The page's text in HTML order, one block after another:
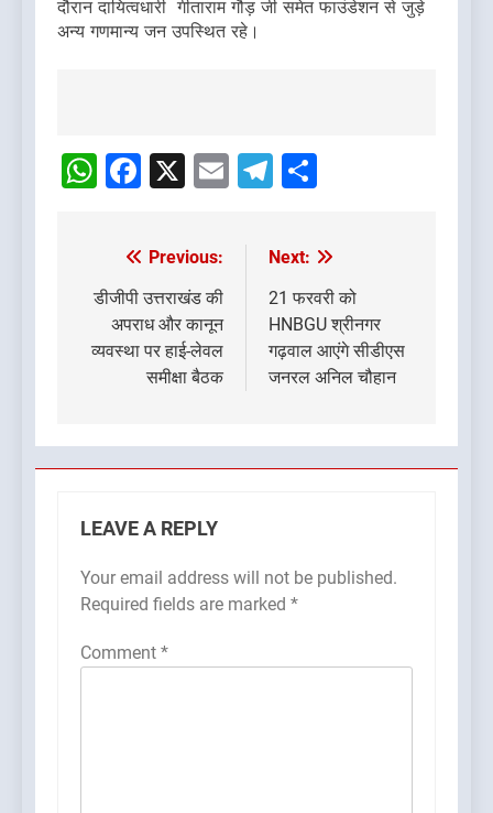
दौरान दायित्वधारी गीताराम गौड़ जी समेत फाउंडेशन से जुड़े
अन्य गणमान्य जन उपस्थित रहे।
navigation
WhatsApp
Facebook
X EmailTelegram
Post
navigation
Previous:
डीजीपी उत्तराखंड की
अपराध और कानून
व्यवस्था पर हाई-लेवल
समीक्षा बैठक
Next:
21 फरवरी को
HNBGU श्रीनगर
गढ़वाल आएंगे सीडीएस
जनरल अनिल चौहान
LEAVE A REPLY
Your email address will not be published.
Required fields are marked *
Comment *